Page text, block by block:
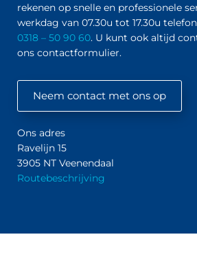
rekenen op snelle en professionele
werkdag van 07.30u tot 17.30u
0318 – 50 90 60. U kunt ook altijd
ons contactformulier.
Neem contact met ons op
Ons adres
Ravelijn 15
3905 NT Veenendaal
Routebeschrijving